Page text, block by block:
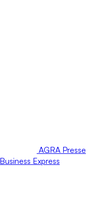
AGRA Presse
Business Express